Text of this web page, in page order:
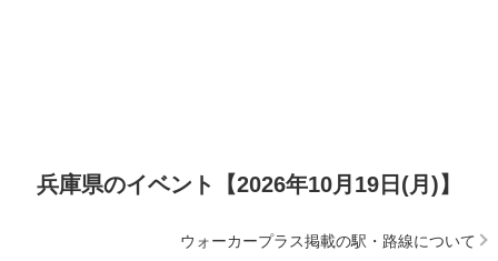
兵庫県のイベント【2026年10月19日(月)】
ウォーカープラス掲載の駅・路線について